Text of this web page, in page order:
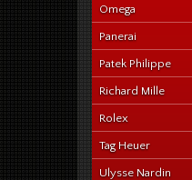
Omega
Panerai
Patek Philippe
Richard Mille
Rolex
Tag Heuer
Ulysse Nardin